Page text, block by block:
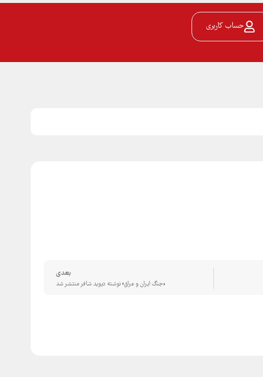
حساب کاربری
بعدی
«جنگ ایران و عراق» نوشته دیوید شافر منتشر شد